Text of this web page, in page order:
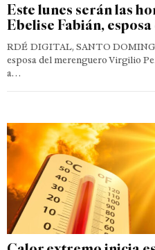
Este lunes serán las
Ebelise Fabián,
RDÉ DIGITAL, SANTO
esposa del merenguero Virgilio
a…